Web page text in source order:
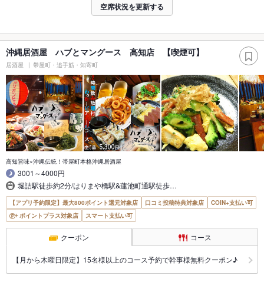
空席状況を更新する
沖縄居酒屋 ハブとマングース 高知店 【喫煙可】
居酒屋 帯屋町・追手筋・知寄町
高知旨味×沖縄伝統！帯屋町本格沖縄居酒屋
3001～4000円
堀詰駅徒歩約2分/はりまや橋駅&蓮池町通駅徒歩…
【アプリ予約限定】最大800ポイント還元対象店 口コミ投稿特典対象店
COIN+支払い可
ポイントプラス対象店
スマート支払い可
クーポン コース
【月から木曜日限定】15名様以上のコース予約で幹事様無料クーポン♪